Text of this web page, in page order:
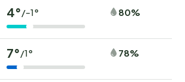
4°/-1° 80%
7°/1° 78%